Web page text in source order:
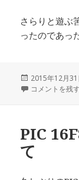
さらりと遊ぶ
ったのであっ
投
稿
2015年12月31
12F509 を弄っ
コメントを残す
PIC
て